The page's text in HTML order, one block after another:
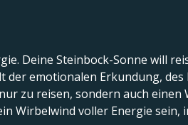
Deine Steinbock-Sonne will
emotionalen Erkundung,
zu reisen, sondern auch
Wirbelwind voller Energie sein,